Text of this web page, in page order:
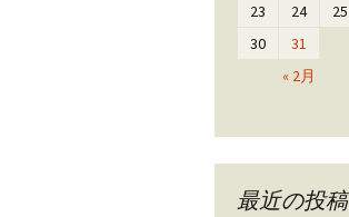
« 2月
23
24 25
30
31
最近の投稿